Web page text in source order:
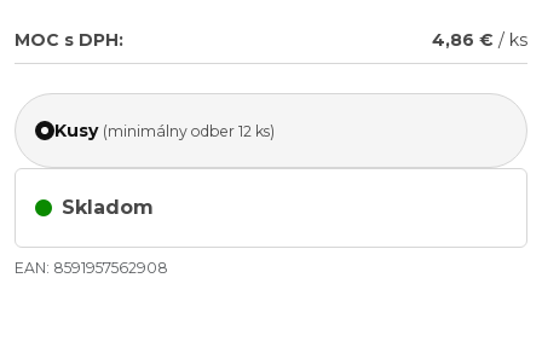
MOC s DPH: 4,86 € / ks
Kusy (minimálny odber 12 ks)
Skladom
EAN: 8591957562908